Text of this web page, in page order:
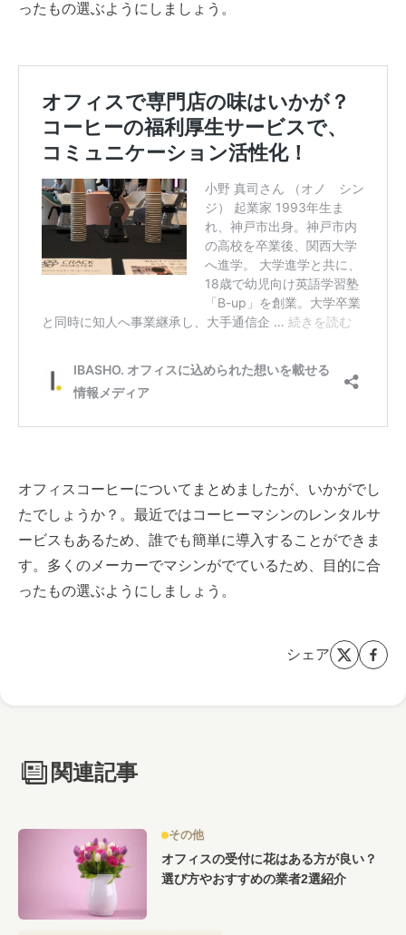
ったもの選ぶようにしましょう。
オフィスコーヒーについてまとめましたが、いかがでし
たでしょうか？。最近ではコーヒーマシンのレンタルサ
ービスもあるため、誰でも簡単に導入することができま
す。多くのメーカーでマシンがでているため、目的に合
ったもの選ぶようにしましょう。
シェア
関連記事
その他
オフィスの受付に花はある方が良い？
選び方やおすすめの業者2選紹介